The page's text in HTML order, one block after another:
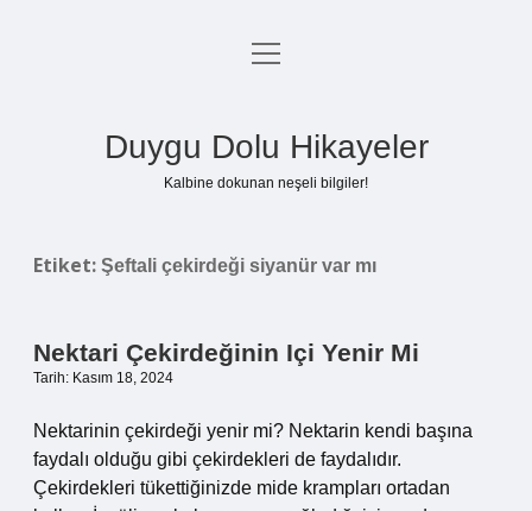
Anasayfa
menüyü
Duygu Dolu Hikayeler
Kalbine dokunan neşeli bilgiler!
Etiket: Şeftali çekirdeği siyanür var mı
Nektari Çekirdeğinin Içi Yenir Mi
Tarih: Kasım 18, 2024
Nektarinin çekirdeği yenir mi? Nektarin kendi başına
faydalı olduğu gibi çekirdekleri de faydalıdır.
Çekirdekleri tükettiğinizde mide krampları ortadan